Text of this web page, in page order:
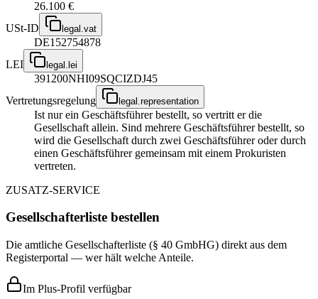
26.100 €
USt-ID
legal.vat
DE152754878
LEI
legal.lei
391200NHI09SQCIZDJ45
Vertretungsregelung
legal.representation
Ist nur ein Geschäftsführer bestellt, so vertritt er die
Gesellschaft allein. Sind mehrere Geschäftsführer bestellt, so
wird die Gesellschaft durch zwei Geschäftsführer oder durch
einen Geschäftsführer gemeinsam mit einem Prokuristen
vertreten.
ZUSATZ-SERVICE
Gesellschafterliste bestellen
Die amtliche Gesellschafterliste (§ 40 GmbHG) direkt aus dem
Registerportal — wer hält welche Anteile.
Im Plus-Profil verfügbar